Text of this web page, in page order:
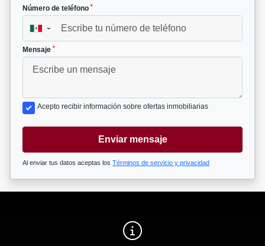
Número de teléfono *
▼
Mensaje *
Acepto recibir información sobre ofertas inmobiliarias
Enviar mensaje
Al enviar tus datos aceptas los Términos de servicio y privacidad